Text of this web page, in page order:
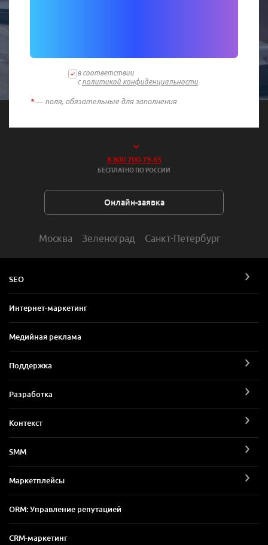
в соответствии
с политикой конфиденциальности
*— поля, обязательные для заполнения
8 800 700-79-65
БЕСПЛАТНО ПО РОССИИ
Онлайн-заявка
Москва Зеленоград Санкт-Петербург
SEO
Интернет-маркетинг
Медийная реклама
Поддержка
Разработка
Контекст
SMM
Маркетплейсы
ORM: Управление репутацией
CRM-маркетинг